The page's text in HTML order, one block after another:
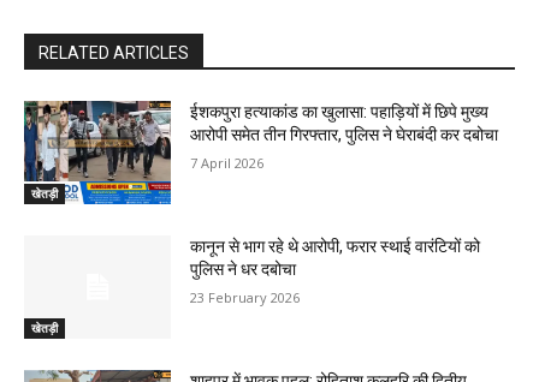
RELATED ARTICLES
खेतड़ी
ईशकपुरा हत्याकांड का खुलासा: पहाड़ियों में छिपे मुख्य
आरोपी समेत तीन गिरफ्तार, पुलिस ने घेराबंदी कर दबोचा
7 April 2026
खेतड़ी
कानून से भाग रहे थे आरोपी, फरार स्थाई वारंटियों को
पुलिस ने धर दबोचा
23 February 2026